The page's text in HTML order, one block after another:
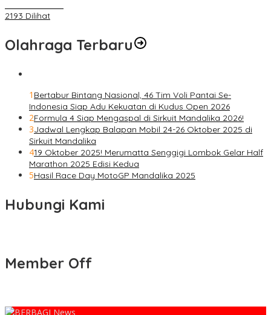
2193 Dilihat
Olahraga Terbaru
1 Bertabur Bintang Nasional, 46 Tim Voli Pantai Se-
Indonesia Siap Adu Kekuatan di Kudus Open 2026
2Formula 4 Siap Mengaspal di Sirkuit Mandalika 2026!
3Jadwal Lengkap Balapan Mobil 24-26 Oktober 2025 di
Sirkuit Mandalika
419 Oktober 2025! Merumatta Senggigi Lombok Gelar Half
Marathon 2025 Edisi Kedua
5Hasil Race Day MotoGP Mandalika 2025
Hubungi Kami
Member Off